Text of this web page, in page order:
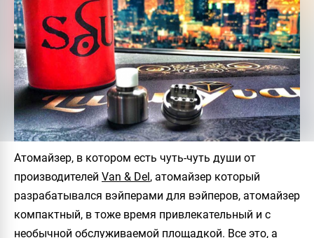
Атомайзер, в котором есть чуть-чуть души от
производителей Van & Del, атомайзер который
разрабатывался вэйперами для вэйперов, атомайзер
компактный, в тоже время привлекательный и с
необычной обслуживаемой площадкой. Все это, а